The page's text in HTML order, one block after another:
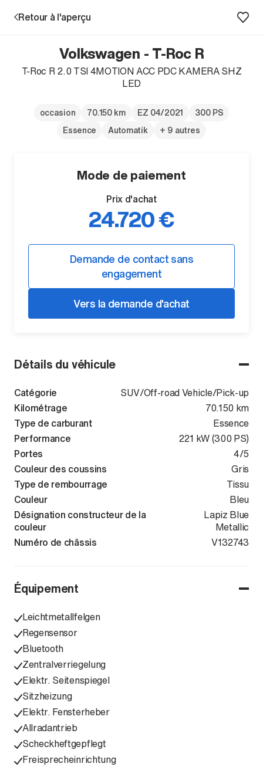
Prestations
Recherche d'un véhicule
Entreprise & Carrière
Retour à l'aperçu
Détails du véhicule
Catégorie
SUV/Off-road Vehicle/Pick-up
Kilométrage
70.150 km
Type de carburant
Essence
Performance
221 kW (300 PS)
Portes
4/5
Couleur des coussins
Gris
Type de rembourrage
Tissu
Couleur
Bleu
Désignation constructeur de la
couleur
Lapiz Blue
Metallic
Numéro de châssis
WVGZZZA1ZMV132743
Équipement
Leichtmetallfelgen
Regensensor
Bluetooth
Zentralverriegelung
Elektr. Seitenspiegel
Sitzheizung
Elektr. Fensterheber
Allradantrieb
Scheckheftgepflegt
Freisprecheinrichtung
Volkswagen - T-Roc R
T-Roc R 2.0 TSI 4MOTION ACC PDC KAMERA SHZ
LED
occasion 70.150 km EZ 04/2021
300 PS
Essence
Automatik + 9 autres
Mode de paiement
Prix d'achat
24.720 €
Demande de contact sans
engagement
Vers la demande d'achat